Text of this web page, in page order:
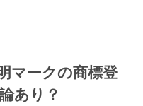
マークの商標登
あり？